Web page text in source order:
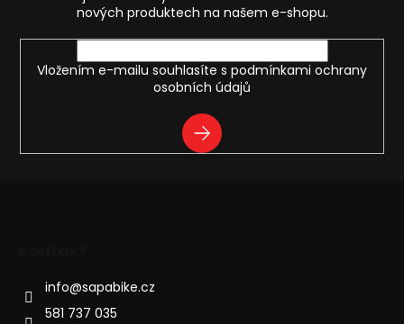
nových produktech na našem e-shopu.
Vložením e-mailu souhlasíte s podmínkami ochrany
osobních údajů
PŘIHLÁSIT
SE
info@sapabike.cz
581 737 035